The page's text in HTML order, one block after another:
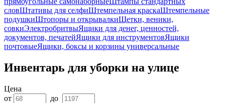
словШтативы для селфиШтемпельная краскаШтемпельные
подушкиШтопоры и открывалкиЩетки, веники,
совкиЭлектробритвыЯщики для денег, ценностей,
документов, печатейЯщики для инструментовЯщики
почтовыеЯщики, боксы и корзины универсальные
Инвентарь для уборки на улице
Цена
от
до